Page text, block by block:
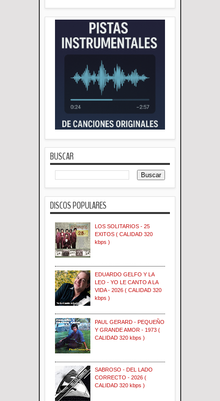
BUSCAR
DISCOS POPULARES
LOS SOLITARIOS - 25
EXITOS ( CALIDAD 320
kbps )
EDUARDO GELFO Y LA
LEO - YO LE CANTO A LA
VIDA - 2026 ( CALIDAD 320
kbps )
PAUL GERARD - PEQUEÑO
Y GRANDE AMOR - 1973 (
CALIDAD 320 kbps )
SABROSO - DEL LADO
CORRECTO - 2026 (
CALIDAD 320 kbps )